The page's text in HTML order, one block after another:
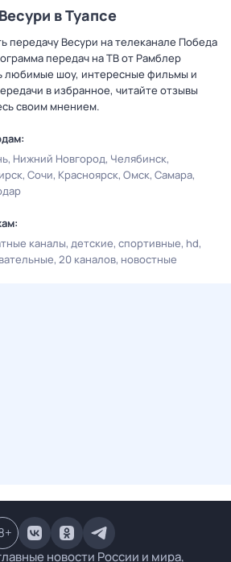
в Туапсе
передачу Весури на телеканале Победа
передач на ТВ от Рамблер
любимые шоу, интересные фильмы и
в избранное, читайте отзывы
своим мнением.
Нижний Новгород Челябинск
Сочи Красноярск Омск Самара
каналы детские спортивные hd
20 каналов новостные
новости России и мира,
+